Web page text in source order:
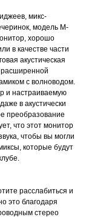
микс-
модель M-
хорошо
в качестве части
акустическая
с волноводом.
и настраиваемую
в акустически
преобразование
что этот монитор
чтобы вы могли
которые будут
расслабиться и
это благодаря
стерео